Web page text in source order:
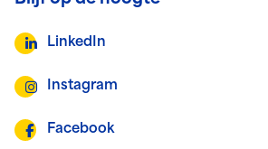
LinkedIn
Instagram
Facebook